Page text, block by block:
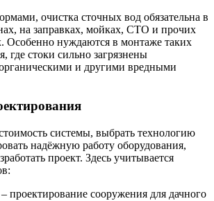
очистка сточных вод обязательна в
на заправках, мойках, СТО и прочих
Особенно нуждаются в монтаже таких
где стоки сильно загрязнены
и другими вредными
системы, выбрать технологию
надёжную работу оборудования,
проект. Здесь учитывается
проектирование сооружения для дачного